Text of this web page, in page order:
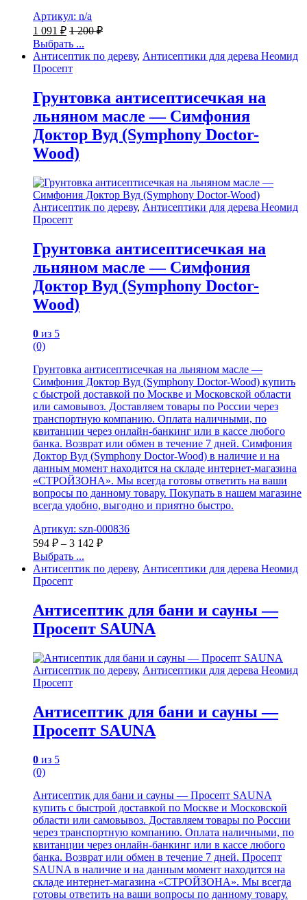
Артикул: n/a
1 091 ₽ 1 200₽
Выбрать ...
Антисептик по дереву, Антисептики для дерева Неомид
Просепт
Грунтовка антисептисечкая на
льняном масле — Симфония
Доктор Вуд (Symphony Doctor-
Wood)
Антисептик по дереву, Антисептики для дерева Неомид
Просепт
Грунтовка антисептисечкая на
льняном масле — Симфония
Доктор Вуд (Symphony Doctor-
Wood)
0 из 5
(0)
Грунтовка антисептисечкая на льняном масле —
Симфония Доктор Вуд (Symphony Doctor-Wood) купить
с быстрой доставкой по Москве и Московской области
или самовывоз. Доставляем товары по России через
транспортную компанию. Оплата наличными, по
квитанции через онлайн-банкинг или в кассе любого
банка. Возврат или обмен в течение 7 дней. Симфония
Доктор Вуд (Symphony Doctor-Wood) в наличие и на
данным момент находится на складе интернет-магазина
«СТРОЙЗОНА». Мы всегда готовы ответить на ваши
вопросы по данному товару. Покупать в нашем магазине
всегда удобно, выгодно и приятно быстро.
Артикул: szn-000836
594 ₽ – 3 142 ₽
Выбрать ...
Антисептик по дереву, Антисептики для дерева Неомид
Просепт
Антисептик для бани и сауны —
Просепт SAUNA
Антисептик по дереву, Антисептики для дерева Неомид
Просепт
Антисептик для бани и сауны —
Просепт SAUNA
0 из 5
(0)
Антисептик для бани и сауны — Просепт SAUNA
купить с быстрой доставкой по Москве и Московской
области или самовывоз. Доставляем товары по России
через транспортную компанию. Оплата наличными, по
квитанции через онлайн-банкинг или в кассе любого
банка. Возврат или обмен в течение 7 дней. Просепт
SAUNA в наличие и на данным момент находится на
складе интернет-магазина «СТРОЙЗОНА». Мы всегда
готовы ответить на ваши вопросы по данному товару.